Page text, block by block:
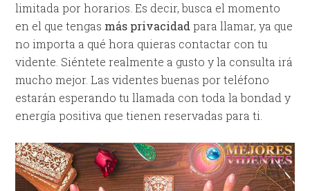
limitada por horarios. Es decir, busca el momento
en el que tengas más privacidad para llamar, ya que
no importa a qué hora quieras contactar con tu
vidente. Siéntete realmente a gusto y la consulta irá
mucho mejor. Las videntes buenas por teléfono
estarán esperando tu llamada con toda la bondad y
energía positiva que tienen reservadas para ti.